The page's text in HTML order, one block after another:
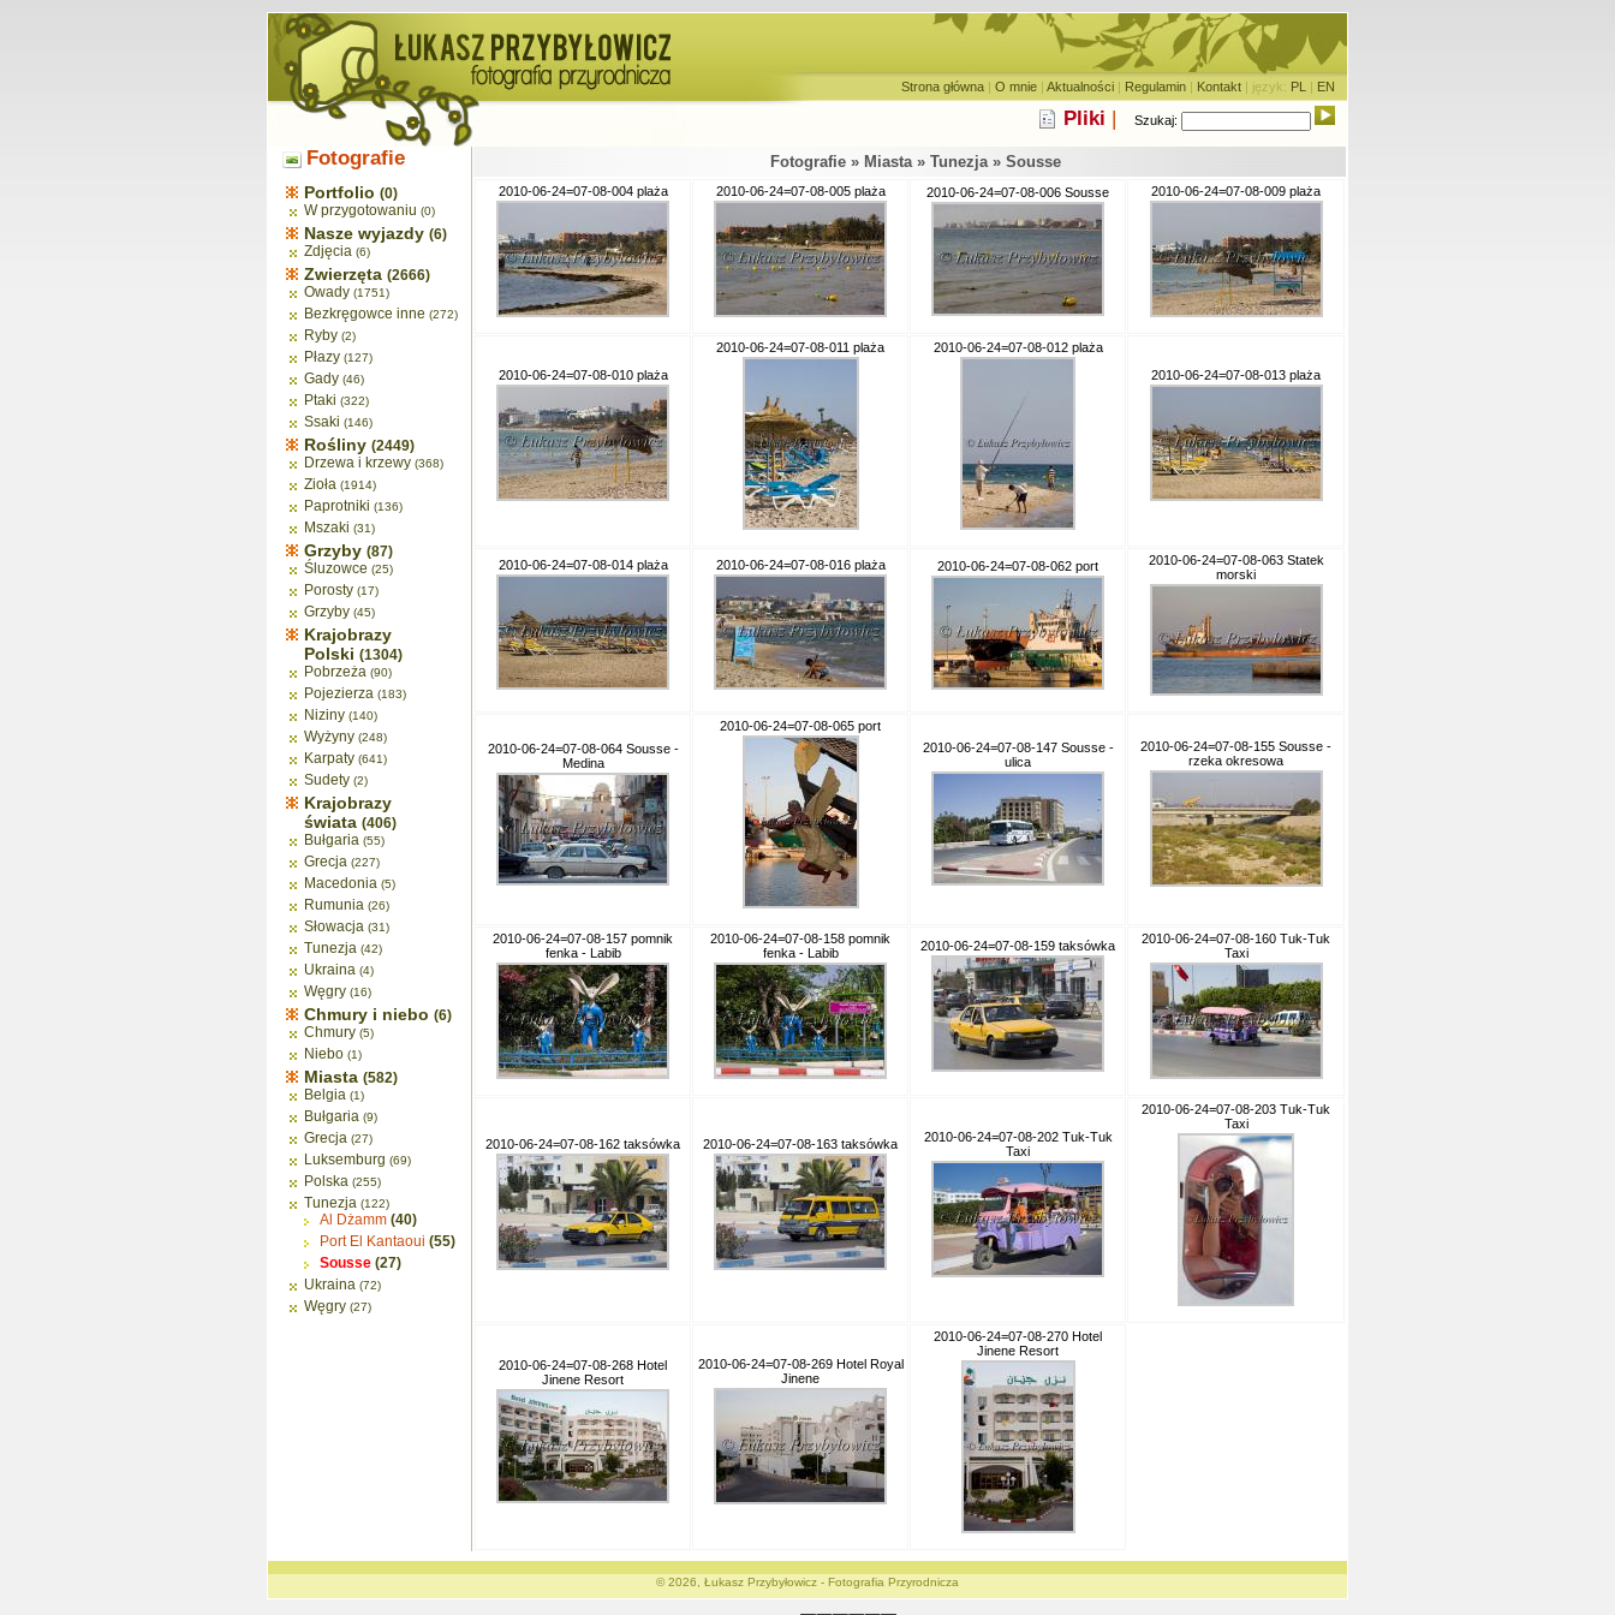
Strona główna | O mnie | Aktualności | Regulamin | Kontakt | język: PL | EN
Pliki | Szukaj:
Fotografie
Portfolio (0)
W przygotowaniu (0)
Nasze wyjazdy (6)
Zdjęcia (6)
Zwierzęta (2666)
Owady (1751)
Bezkręgowce inne (272)
Ryby (2)
Płazy (127)
Gady (46)
Ptaki (322)
Ssaki (146)
Rośliny (2449)
Drzewa i krzewy (368)
Zioła (1914)
Paprotniki (136)
Mszaki (31)
Grzyby (87)
Śluzowce (25)
Porosty (17)
Grzyby (45)
Krajobrazy
Polski (1304)
Pobrzeża (90)
Pojezierza (183)
Niziny (140)
Wyżyny (248)
Karpaty (641)
Sudety (2)
Krajobrazy
świata (406)
Bułgaria (55)
Grecja (227)
Macedonia (5)
Rumunia (26)
Słowacja (31)
Tunezja (42)
Ukraina (4)
Węgry (16)
Chmury i niebo (6)
Chmury (5)
Niebo (1)
Miasta (582)
Belgia (1)
Bułgaria (9)
Grecja (27)
Luksemburg (69)
Polska (255)
Tunezja (122)
Al Dżamm (40)
Port El Kantaoui (55)
Sousse (27)
Ukraina (72)
Węgry (27)
Fotografie » Miasta » Tunezja » Sousse
2010-06-24=07-08-004 plaża 2010-06-24=07-08-005 plaża 2010-06-24=07-08-006 Sousse 2010-06-24=07-08-009 plaża
2010-06-24=07-08-010 plaża
2010-06-24=07-08-011 plaża
2010-06-24=07-08-012 plaża
2010-06-24=07-08-013 plaża
2010-06-24=07-08-014 plaża 2010-06-24=07-08-016 plaża 2010-06-24=07-08-062 port
2010-06-24=07-08-063 Statek
morski
2010-06-24=07-08-064 Sousse -
Medina
2010-06-24=07-08-065 port
2010-06-24=07-08-147 Sousse -
ulica
2010-06-24=07-08-155 Sousse -
rzeka okresowa
2010-06-24=07-08-157 pomnik
fenka - Labib
2010-06-24=07-08-158 pomnik
fenka - Labib
2010-06-24=07-08-159 taksówka
2010-06-24=07-08-160 Tuk-Tuk
Taxi
2010-06-24=07-08-162 taksówka 2010-06-24=07-08-163 taksówka
2010-06-24=07-08-202 Tuk-Tuk
Taxi
2010-06-24=07-08-203 Tuk-Tuk
Taxi
2010-06-24=07-08-268 Hotel
Jinene Resort
2010-06-24=07-08-269 Hotel Royal
Jinene
2010-06-24=07-08-270 Hotel
Jinene Resort
© 2026, Łukasz Przybyłowicz - Fotografia Przyrodnicza